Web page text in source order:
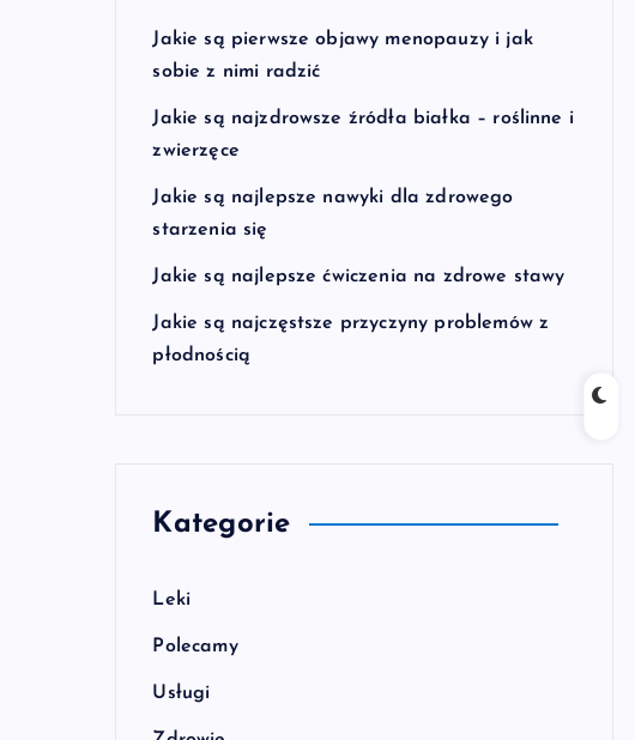
Jakie są pierwsze objawy menopauzy i jak
sobie z nimi radzić
Jakie są najzdrowsze źródła białka – roślinne i
zwierzęce
Jakie są najlepsze nawyki dla zdrowego
starzenia się
Jakie są najlepsze ćwiczenia na zdrowe stawy
Jakie są najczęstsze przyczyny problemów z
płodnością
Kategorie
Leki
Polecamy
Usługi